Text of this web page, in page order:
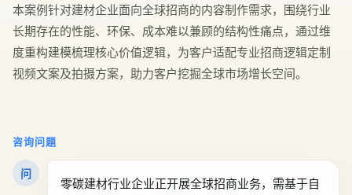
本案例针对建材企业面向全球招商的内容制作需求，围绕行业
长期存在的性能、环保、成本难以兼顾的结构性痛点，通过维
度重构建模梳理核心价值逻辑，为客户适配专业招商逻辑定制
视频文案及拍摄方案，助力客户挖掘全球市场增长空间。
咨询问题
问
零碳建材行业企业正开展全球招商业务，需基于自